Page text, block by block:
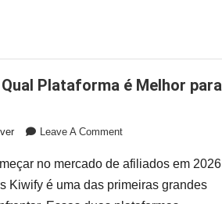
Leave A CommentOn
Vs
Kiwify:
Qual
no mercado de afiliados em
Kiwify é uma das primeiras grandes